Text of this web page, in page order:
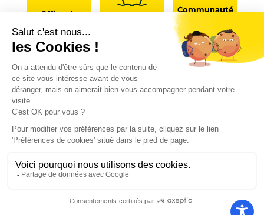
Office de
Communauté
Stade les
Capellans
Cyprien
Mentions légales|Politique de confidentialité
Copyright © 2025 – parEmmaluc